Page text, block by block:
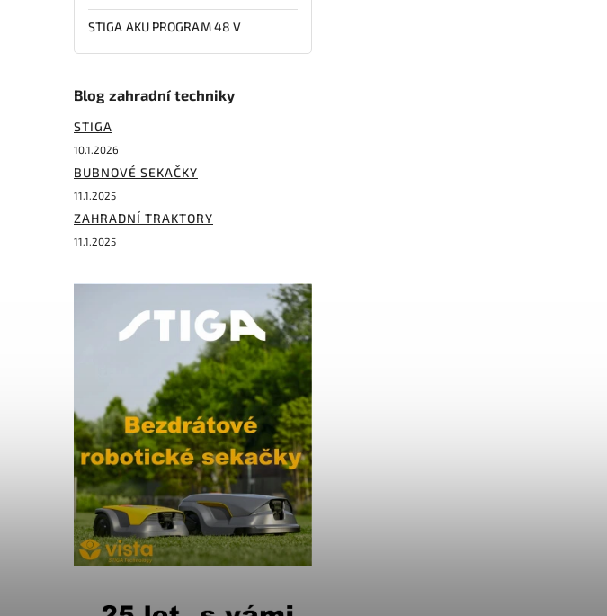
STIGA AKU PROGRAM 48 V
Blog zahradní techniky
STIGA
10.1.2026
BUBNOVÉ SEKAČKY
11.1.2025
ZAHRADNÍ TRAKTORY
11.1.2025